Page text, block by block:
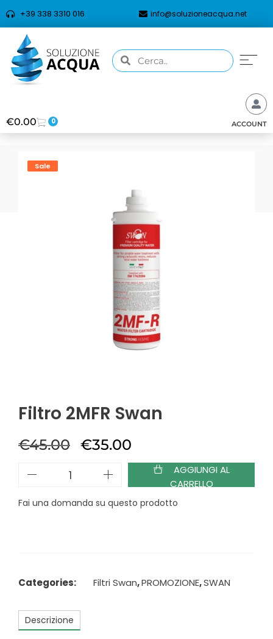
+39 338 3310 016 info@soluzioneacqua.net
€0.00 0 ACCOUNT
Sale
Filtro 2MFR Swan
€45.00 €35.00
AGGIUNGI AL
CARRELLO
Fai una domanda su questo prodotto
Categories: Filtri Swan,PROMOZIONE,SWAN
Descrizione